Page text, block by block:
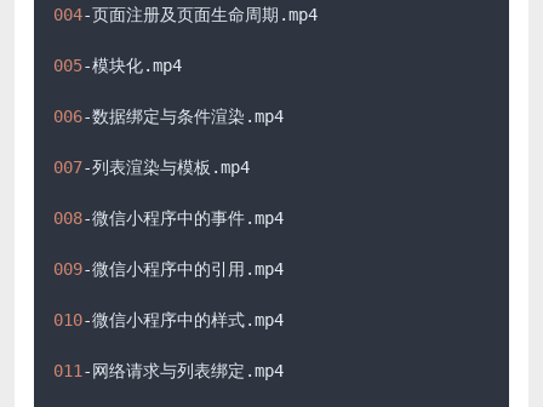
004-页面注册及页面生命周期 .mp4
005-模块化.mp4
006-数据绑定与条件渲染 .mp4
007-列表渲染与模板 .mp4
008-微信小程序中的事件.mp4
009-微信小程序中的引用 .mp4
010-微信小程序中的样式.mp4
011-网络请求与列表绑定 .mp4